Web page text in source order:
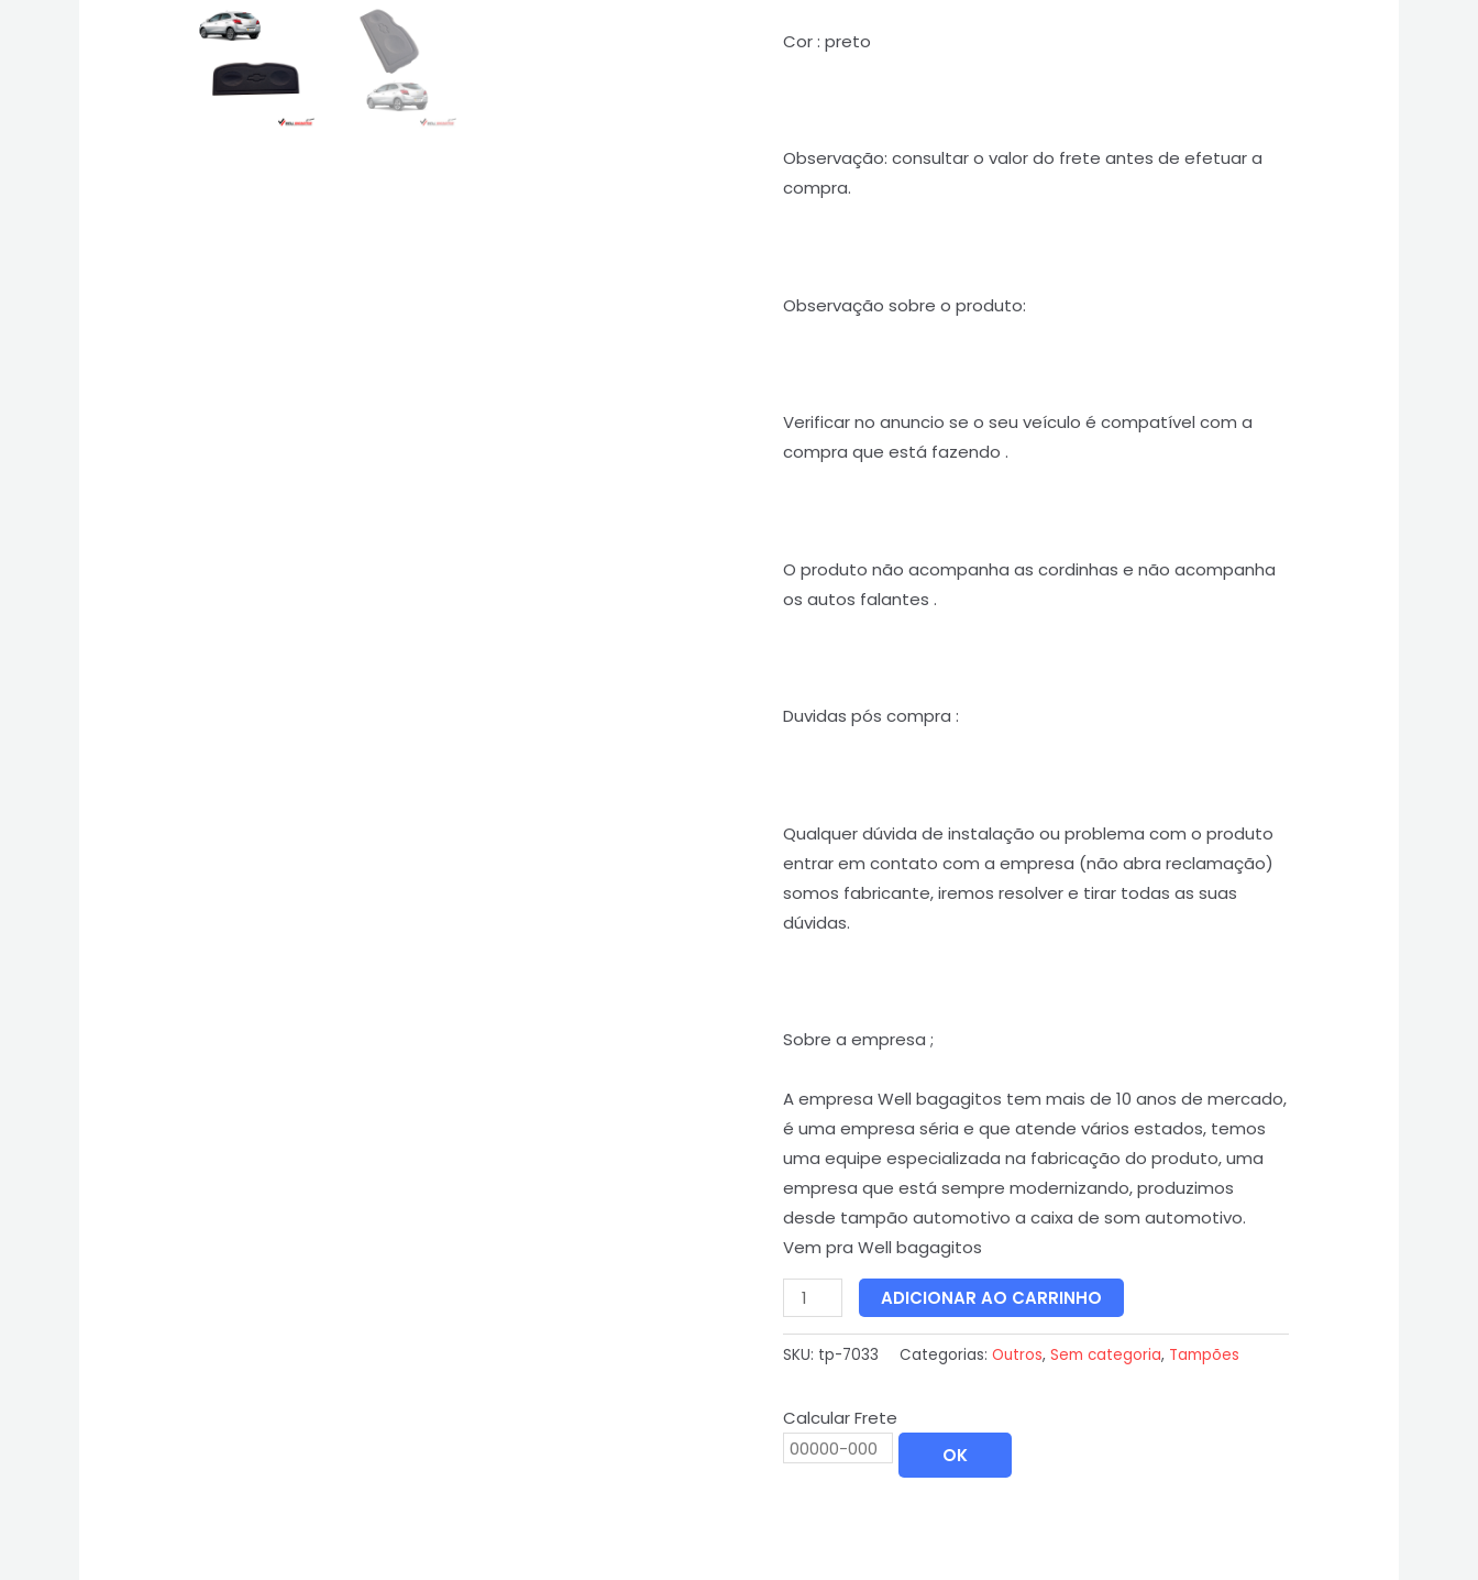
Cor : preto
Observação: consultar o valor do frete antes de efetuar a
compra.
Observação sobre o produto:
Verificar no anuncio se o seu veículo é compatível com a
compra que está fazendo .
O produto não acompanha as cordinhas e não acompanha
os autos falantes .
Duvidas pós compra :
Qualquer dúvida de instalação ou problema com o produto
entrar em contato com a empresa (não abra reclamação)
somos fabricante, iremos resolver e tirar todas as suas
dúvidas.
Sobre a empresa ;
A empresa Well bagagitos tem mais de 10 anos de mercado,
é uma empresa séria e que atende vários estados, temos
uma equipe especializada na fabricação do produto, uma
empresa que está sempre modernizando, produzimos
desde tampão automotivo a caixa de som automotivo.
Vem pra Well bagagitos
ADICIONAR AO CARRINHO
SKU: tp-7033 Categorias: Outros, Sem categoria, Tampões
Calcular Frete
OK